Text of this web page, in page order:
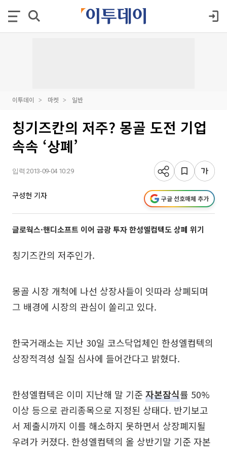
이투데이 마켓 일반
칭기즈칸의 저주? 몽골 도전 기업
속속 ‘상폐’
입력 2013-09-04 10:29
구성헌 기자 구글 선호매체 추가
글로웍스·핸디소프트 이어 금광 투자 한성엘컴텍도 상폐 위기
칭기즈칸의 저주인가.
몽골 시장 개척에 나선 상장사들이 잇따라 상폐되며
그 배경에 시장의 관심이 쏠리고 있다.
한국거래소는 지난 30일 코스닥업체인 한성엘컴텍의
상장적격성 실질 심사에 들어간다고 밝혔다.
한성엘컴텍은 이미 지난해 말 기준 자본잠식률 50%
이상 등으로 관리종목으로 지정된 상태다. 반기보고
서 제출시까지 이를 해소하지 못하면서 상장폐지될
우려가 커졌다. 한성엘컴텍의 올 상반기말 기준 자본